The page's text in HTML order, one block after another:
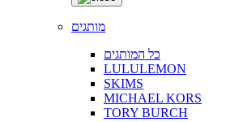
מותגים
כל המותגים
LULULEMON
SKIMS
MICHAEL KORS
TORY BURCH